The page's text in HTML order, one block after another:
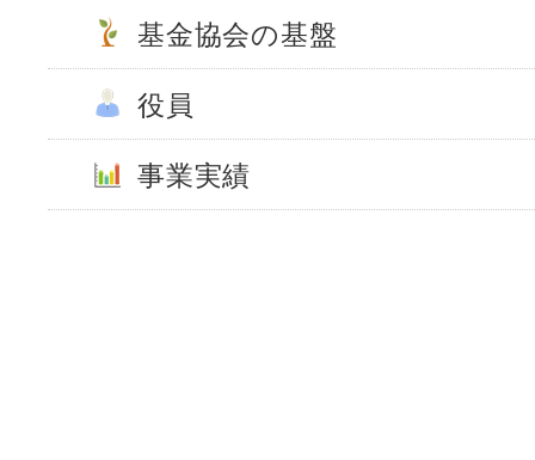
基金協会の基盤
役員
事業実績